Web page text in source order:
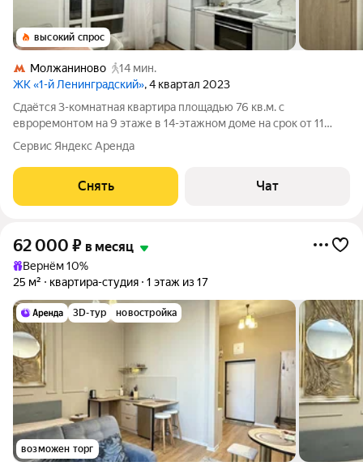
высокий спрос
Молжаниново
14 мин.
ЖК «1-й Ленинградский», 4 квартал 2023
Сдаётся 3-комнатная квартира площадью 76 кв.м. с
евроремонтом на 9 этаже в 14-этажном доме на срок от 11
месяцев. Из техники есть: Духовой шкаф Стиральная машина
Холодильник Посудомоечная машина Микроволновка
Пылесос Дом - монолитный, окна
Сервис Яндекс Аренда
Снять Чат
62 000 ₽ в месяц
Вернём 10%
25 м²
квартира-студия 1 этаж из 17
3D-тур новостройка
возможен торг